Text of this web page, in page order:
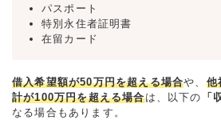
パスポート
特別永住者証明書
在留カード
借入希望額が50万円を超える場合や、 他
計が100万円を超える場合は、以下の 「
なる場合もあります。